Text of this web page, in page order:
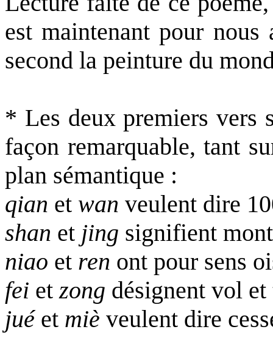
est maintenant pour
second la peinture du
* Les deux premiers vers
façon remarquable, tant
plan sémantique :
qian et wan veulent dire
shan et jing signifient
niao et ren ont pour sens
fei etzong désignent vol et
juéet miè veulent dire